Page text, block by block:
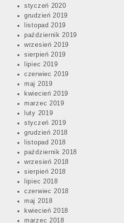
styczeń 2020
grudzień 2019
listopad 2019
październik 2019
wrzesień 2019
sierpień 2019
lipiec 2019
czerwiec 2019
maj 2019
kwiecień 2019
marzec 2019
luty 2019
styczeń 2019
grudzień 2018
listopad 2018
październik 2018
wrzesień 2018
sierpień 2018
lipiec 2018
czerwiec 2018
maj 2018
kwiecień 2018
marzec 2018